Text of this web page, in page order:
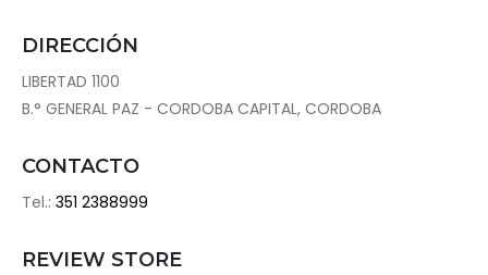
DIRECCIÓN
LIBERTAD 1100
B.° GENERAL PAZ - CORDOBA CAPITAL, CORDOBA
CONTACTO
Tel.: 351 2388999
REVIEW STORE